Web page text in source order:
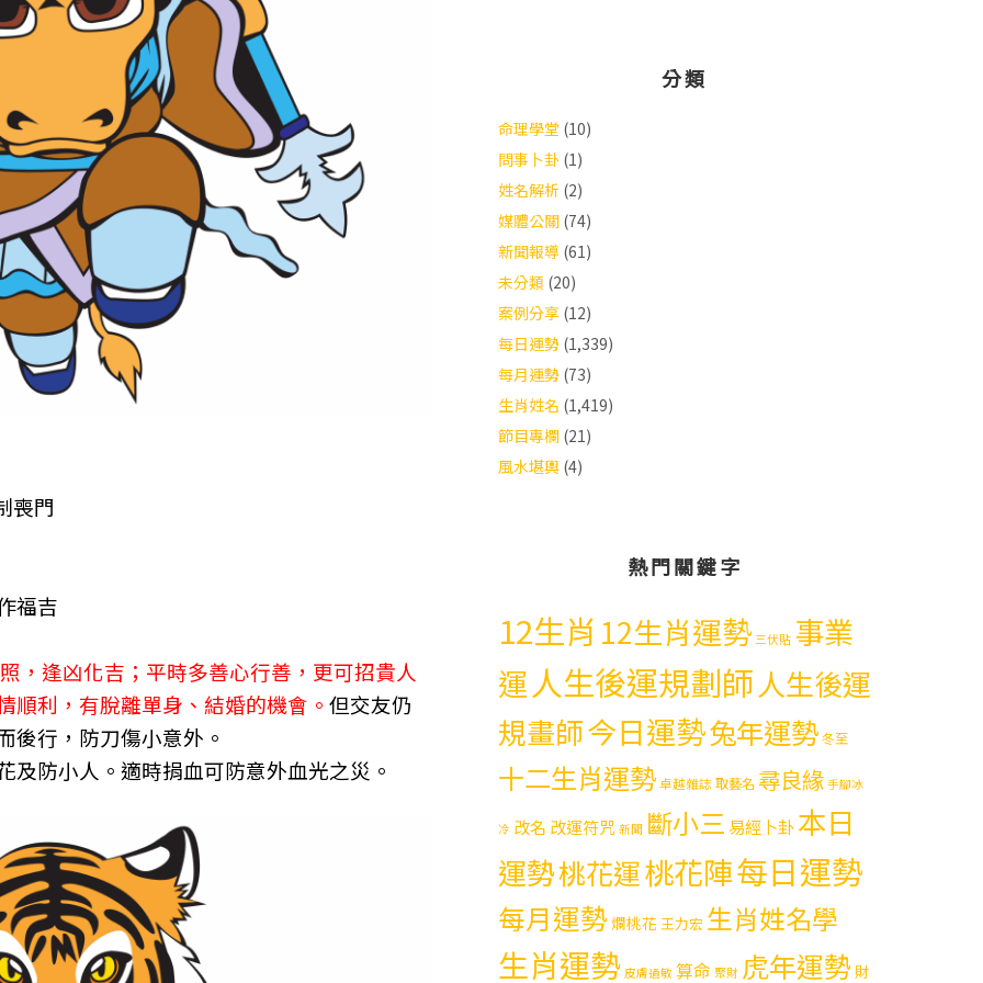
喪門
福吉
，逢凶化吉；平時多善心行善，更可招貴人
順利，有脫離單身、結婚的機會。 但交友仍
後行，防刀傷小意外。
及防小人。適時捐血可防意外血光之災。
分類
命理學堂 (10)
問事卜卦 (1)
姓名解析 (2)
媒體公關 (74)
新聞報導 (61)
未分類 (20)
案例分享 (12)
每日運勢 (1,339)
每月運勢 (73)
生肖姓名 (1,419)
節目專欄 (21)
風水堪輿 (4)
熱門關鍵字
12生肖 12生肖運勢 三伏貼 事業
運人生後運規劃師人生後運
規畫師今日運勢兔年運勢冬至
十二生肖運勢卓越雜誌 取藝名 尋良緣 手腳冰
冷 改名 改運符咒 新聞 斷小三易經卜卦本日
運勢桃花運桃花陣每日運勢
每月運勢 爛桃花 王力宏 生肖姓名學
生肖運勢 皮膚過敏 算命 聚財 虎年運勢 財